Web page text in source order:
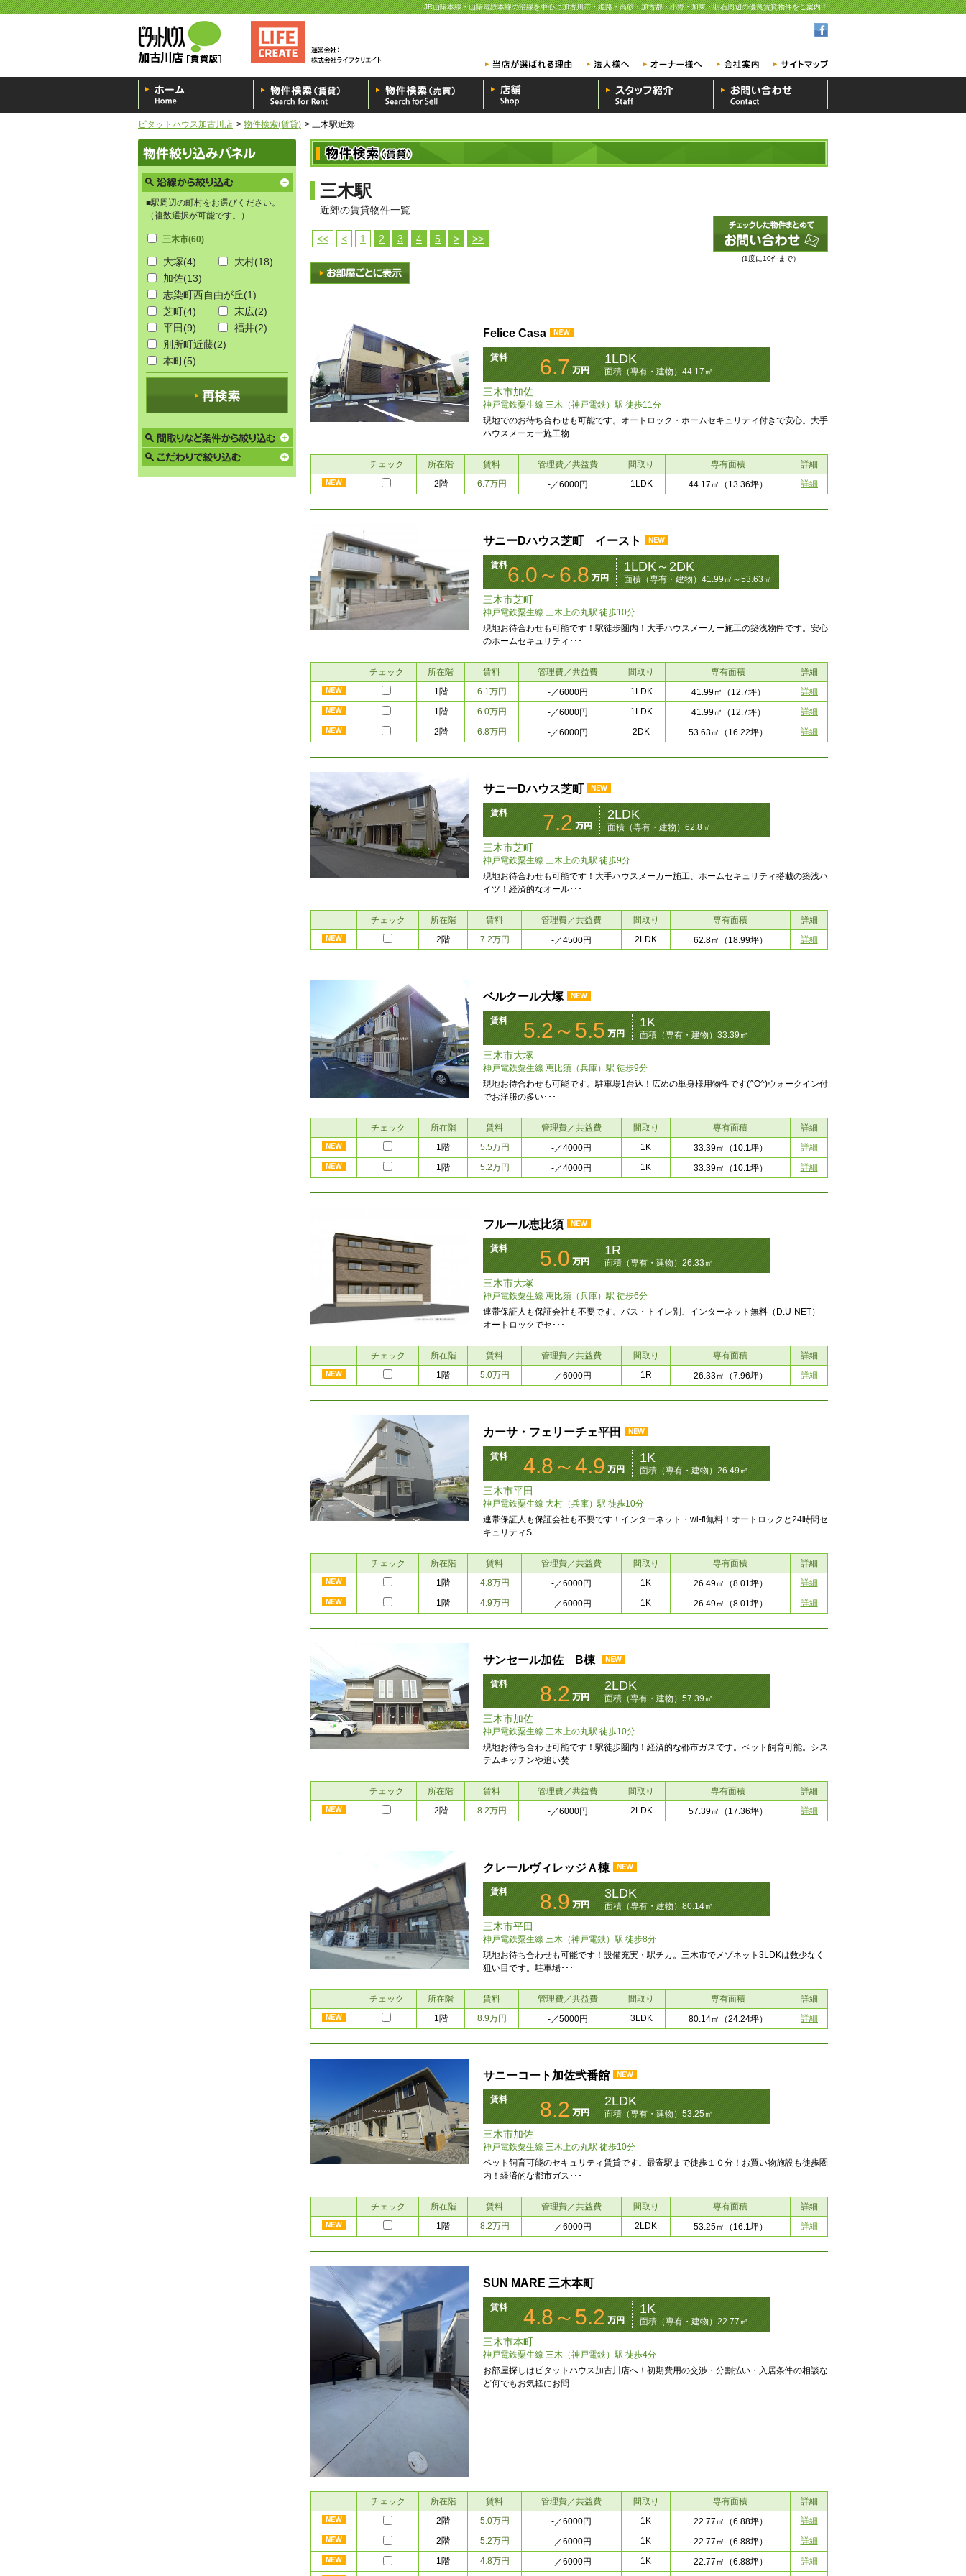
JR山陽本線・山陽電鉄本線の沿線を中心に加古川市・姫路・高砂・加古郡・小野・加東・明石周辺の優良賃貸物件をご案内！
ピタットハウス加古川店 物件検索(賃貸) 三木駅近郊
■駅周辺の町村をお選びください。
（複数選択が可能です。）
三木市(60)
大塚(4) 大村(18)
加佐(13)
志染町西自由が丘(1)
芝町(4) 末広(2)
平田 (9) 福井(2)
別所町近藤(2)
本町(5)
三木駅
近郊の賃貸物件一覧
<< < 1 2 3 4 5 > >>
(1度に10件まで）
Felice Casa
賃料 6.7 1LDK
面積（専有・建物）44.17㎡
三木市加佐
神戸電鉄粟生線 三木（神戸電鉄）駅 徒歩11分
現地でのお待ち合わせも可能です。オートロック・ホームセキュリティ付きで安心。大手
ハウスメーカー施工物･･･
チェック 所在階 賃料 管理費／共益費 間取り 専有面積
詳細
2階
6.7万円 -／6000円 1LDK 44.17㎡ （13.36坪） 詳細
サニーDハウス芝町 イースト
賃料6.0～6.8 1LDK～2DK
面積（専有・建物）41.99㎡～53.63㎡
三木市芝町
神戸電鉄粟生線 三木上の丸駅 徒歩10分
現地お待合わせも可能です！駅徒歩圏内！大手ハウスメーカー施工の築浅物件です。安心
のホームセキュリティ･･･
チェック 所在階 賃料 管理費／共益費 間取り 専有面積
詳細
1階
6.1万円 -／6000円 1LDK 41.99㎡ （12.7坪）
詳細
1階
6.0万円 -／6000円 1LDK 41.99㎡ （12.7坪）
詳細
2階
6.8万円 -／6000円 2DK 53.63㎡ （16.22坪） 詳細
サニーDハウス芝町
賃料 7.2 2LDK
面積（専有・建物）62.8㎡
三木市芝町
神戸電鉄粟生線 三木上の丸駅 徒歩9分
現地お待合わせも可能です！大手ハウスメーカー施工、ホームセキュリティ搭載の築浅ハ
イツ！経済的なオール･･･
チェック 所在階 賃料 管理費／共益費 間取り 専有面積
詳細
2階
7.2万円 -／4500円 2LDK 62.8㎡ （18.99坪） 詳細
ベルクール大塚
賃料 5.2～5.5 1K
面積（専有・建物）33.39㎡
三木市大塚
神戸電鉄粟生線 恵比須（兵庫）駅 徒歩9分
現地お待合わせも可能です。駐車場1台込！広めの単身様用物件です(^O^)ウォークイン付
でお洋服の多い･･･
チェック 所在階 賃料 管理費／共益費 間取り 専有面積
詳細
1階
5.5万円 -／4000円 1K 33.39㎡ （10.1坪）
詳細
1階
5.2万円 -／4000円 1K 33.39㎡ （10.1坪） 詳細
フルール恵比須
賃料 5.0 1R
面積（専有・建物）26.33㎡
三木市大塚
神戸電鉄粟生線 恵比須（兵庫）駅 徒歩6分
連帯保証人も保証会社も不要です。バス・トイレ別、インターネット無料（D.U-NET）
オートロックでセ･･･
チェック 所在階 賃料 管理費／共益費 間取り 専有面積
詳細
1階
5.0万円 -／6000円 1R 26.33㎡ （7.96坪） 詳細
カーサ・フェリーチェ平田
賃料 4.8～4.9 1K
面積（専有・建物）26.49㎡
三木市平田
神戸電鉄粟生線 大村（兵庫）駅 徒歩10分
連帯保証人も保証会社も不要です！インターネット・wi-fi無料！オートロックと24時間セ
キュリティS･･･
チェック 所在階 賃料 管理費／共益費 間取り 専有面積
詳細
1階
4.8万円 -／6000円 1K 26.49㎡ （8.01坪）
詳細
1階
4.9万円 -／6000円 1K 26.49㎡ （8.01坪） 詳細
サンセール加佐 B棟
賃料 8.2 2LDK
面積（専有・建物）57.39㎡
三木市加佐
神戸電鉄粟生線 三木上の丸駅 徒歩10分
現地お待ち合わせ可能です！駅徒歩圏内！経済的な都市ガスです。ペット飼育可能。シス
テムキッチンや追い焚･･･
チェック 所在階 賃料 管理費／共益費 間取り 専有面積
詳細
2階
8.2万円 -／6000円 2LDK 57.39㎡ （17.36坪） 詳細
クレールヴィレッジＡ棟
賃料 8.9 3LDK
面積（専有・建物）80.14㎡
三木市平田
神戸電鉄粟生線 三木（神戸電鉄）駅 徒歩8分
現地お待ち合わせも可能です！設備充実・駅チカ。三木市でメゾネット3LDKは数少なく
狙い目です。駐車場･･･
チェック 所在階 賃料 管理費／共益費 間取り 専有面積
詳細
1階
8.9万円 -／5000円 3LDK 80.14㎡ （24.24坪） 詳細
サニーコート加佐弐番館
賃料 8.2 2LDK
面積（専有・建物）53.25㎡
三木市加佐
神戸電鉄粟生線 三木上の丸駅 徒歩10分
ペット飼育可能のセキュリティ賃貸です。最寄駅まで徒歩１０分！お買い物施設も徒歩圏
内！経済的な都市ガス･･･
チェック 所在階 賃料 管理費／共益費 間取り 専有面積
詳細
1階
8.2万円 -／6000円 2LDK 53.25㎡ （16.1坪） 詳細
SUN MARE 三木本町
賃料 4.8～5.2 1K
面積（専有・建物）22.77㎡
三木市本町
神戸電鉄粟生線 三木（神戸電鉄）駅 徒歩4分
お部屋探しはピタットハウス加古川店へ！初期費用の交渉・分割払い・入居条件の相談な
ど何でもお気軽にお問･･･
チェック 所在階 賃料 管理費／共益費 間取り 専有面積
詳細
2階
5.0万円 -／6000円 1K 22.77㎡ （6.88坪）
詳細
2階
5.2万円 -／6000円 1K 22.77㎡ （6.88坪）
詳細
1階
4.8万円 -／6000円 1K 22.77㎡ （6.88坪） 詳細